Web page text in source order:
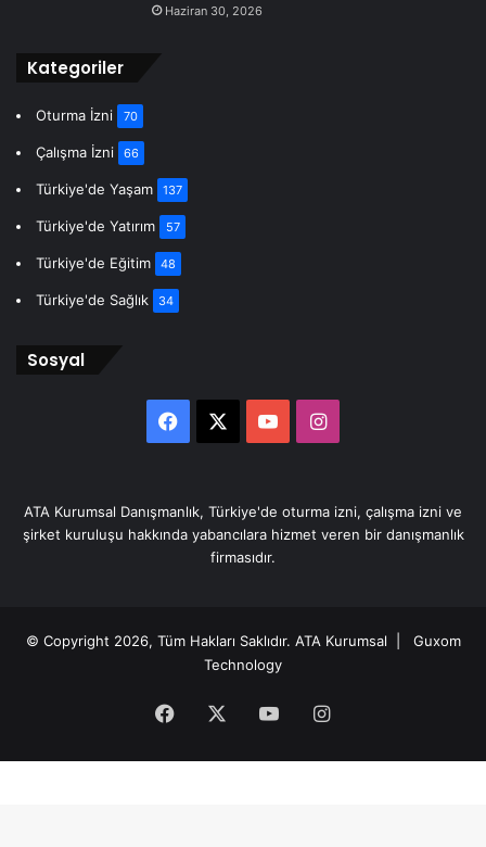
Haziran 30, 2026
Kategoriler
Oturma İzni 70
Çalışma İzni 66
Türkiye'de Yaşam 137
Türkiye'de Yatırım 57
Türkiye'de Eğitim 48
Türkiye'de Sağlık 34
Sosyal
Facebook YouTubeInstagram
ATA Kurumsal Danışmanlık, Türkiye'de oturma izni, çalışma izni ve
şirket kuruluşu hakkında yabancılara hizmet veren bir danışmanlık
firmasıdır.
© Copyright 2026, Tüm Hakları Saklıdır. ATA Kurumsal | Guxom
Technology
Facebook YouTubeInstagram